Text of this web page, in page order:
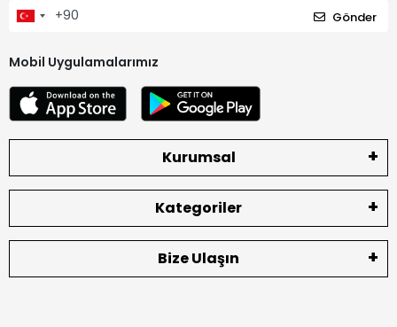
Gönder
Mobil Uygulamalarımız
Kurumsal
Kategoriler
Bize Ulaşın